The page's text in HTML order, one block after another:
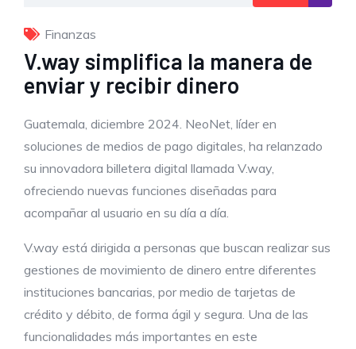
Finanzas
V.way simplifica la manera de
enviar y recibir dinero
Guatemala, diciembre 2024. NeoNet, líder en
soluciones de medios de pago digitales, ha relanzado
su innovadora billetera digital llamada V.way,
ofreciendo nuevas funciones diseñadas para
acompañar al usuario en su día a día.
V.way está dirigida a personas que buscan realizar sus
gestiones de movimiento de dinero entre diferentes
instituciones bancarias, por medio de tarjetas de
crédito y débito, de forma ágil y segura. Una de las
funcionalidades más importantes en este